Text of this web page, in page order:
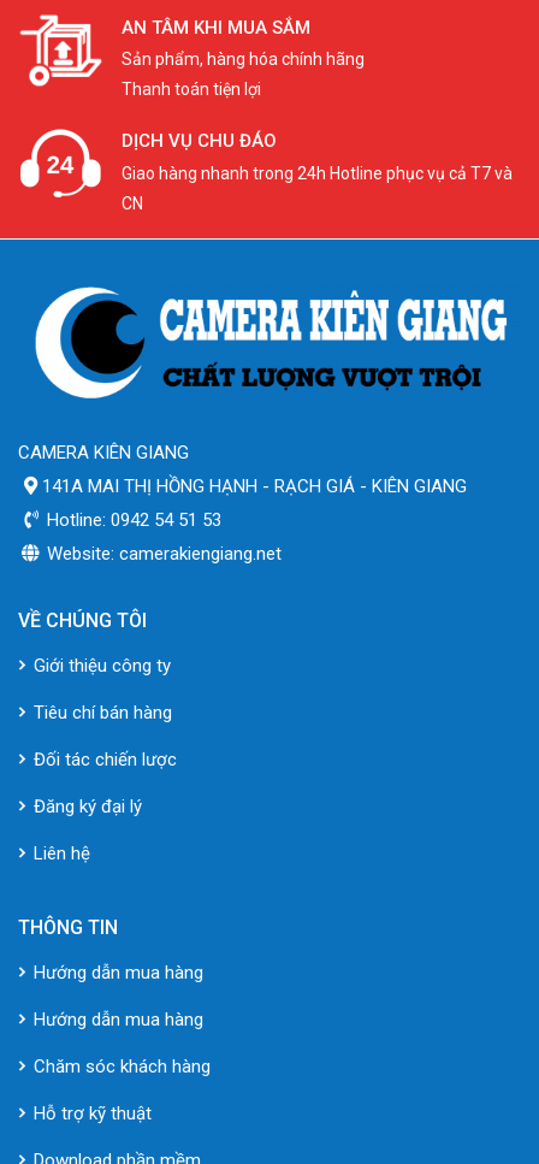
AN TÂM KHI MUA SẮM
Sản phẩm, hàng hóa chính hãng
Thanh toán tiện lợi
DỊCH VỤ CHU ĐÁO
Giao hàng nhanh trong 24h Hotline phục vụ cả T7 và
CN
CAMERA KIÊN GIANG
141A MAI THỊ HỒNG HẠNH - RẠCH GIÁ - KIÊN GIANG
Hotline: 0942 54 51 53
Website: camerakiengiang.net
VỀ CHÚNG TÔI
Giới thiệu công ty
Tiêu chí bán hàng
Đối tác chiến lược
Đăng ký đại lý
Liên hệ
THÔNG TIN
Hướng dẫn mua hàng
Hướng dẫn mua hàng
Chăm sóc khách hàng
Hỗ trợ kỹ thuật